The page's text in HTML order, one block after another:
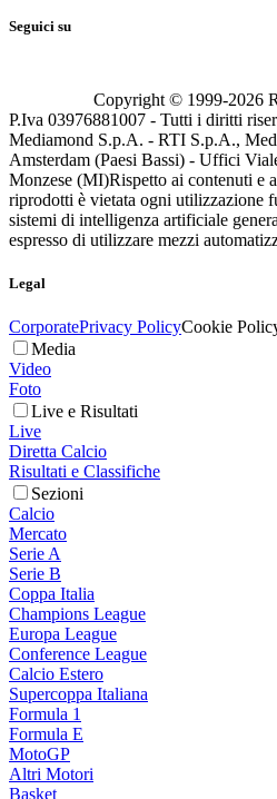
Seguici su
Copyright © 1999-2026
P.Iva 03976881007 - Tutti i diritti
Mediamond S.p.A. - RTI S.p.A.,
Amsterdam (Paesi Bassi) - Uffici
Monzese (MI)Rispetto ai contenuti e
riprodotti è vietata ogni utilizzazione
sistemi di intelligenza artificiale
espresso di utilizzare mezzi
Legal
CorporatePrivacy PolicyCookie
Media
Video
Foto
Live e Risultati
Live
Diretta Calcio
Risultati e Classifiche
Sezioni
Calcio
Mercato
Serie A
Serie B
Coppa Italia
Champions League
Europa League
Conference League
Calcio Estero
Supercoppa Italiana
Formula 1
Formula E
MotoGP
Altri Motori
Basket